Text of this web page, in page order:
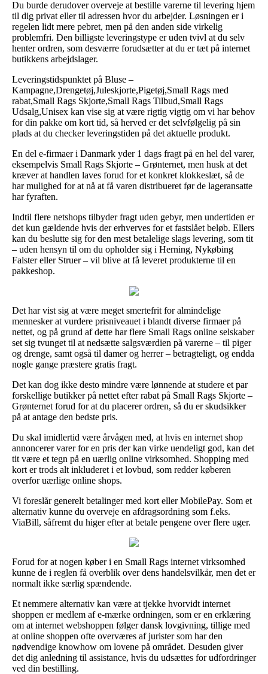
Du burde derudover overveje at bestille varerne til levering hjem
til dig privat eller til adressen hvor du arbejder. Løsningen er i
regelen lidt mere pebret, men på den anden side virkelig
problemfri. Den billigste leveringstype er uden tvivl at du selv
henter ordren, som desværre forudsætter at du er tæt på internet
butikkens arbejdslager.
Leveringstidspunktet på Bluse –
Kampagne,Drengetøj,Juleskjorte,Pigetøj,Small Rags med
rabat,Small Rags Skjorte,Small Rags Tilbud,Small Rags
Udsalg,Unisex kan vise sig at være rigtig vigtig om vi har behov
for din pakke om kort tid, så herved er det selvfølgelig på sin
plads at du checker leveringstiden på det aktuelle produkt.
En del e-firmaer i Danmark yder 1 dags fragt på en hel del varer,
eksempelvis Small Rags Skjorte – Grønternet, men husk at det
kræver at handlen laves forud for et konkret klokkeslæt, så de
har mulighed for at nå at få varen distribueret før de lageransatte
har fyraften.
Indtil flere netshops tilbyder fragt uden gebyr, men undertiden er
det kun gældende hvis der erhverves for et fastslået beløb. Ellers
kan du beslutte sig for den mest betalelige slags levering, som tit
– uden hensyn til om du opholder sig i Herning, Nykøbing
Falster eller Struer – vil blive at få leveret produkterne til en
pakkeshop.
Det har vist sig at være meget smertefrit for almindelige
mennesker at vurdere prisniveauet i blandt diverse firmaer på
nettet, og på grund af dette har flere Small Rags online selskaber
set sig tvunget til at nedsætte salgsværdien på varerne – til piger
og drenge, samt også til damer og herrer – betragteligt, og endda
nogle gange præstere gratis fragt.
Det kan dog ikke desto mindre være lønnende at studere et par
forskellige butikker på nettet efter rabat på Small Rags Skjorte –
Grønternet forud for at du placerer ordren, så du er skudsikker
på at antage den bedste pris.
Du skal imidlertid være årvågen med, at hvis en internet shop
annoncerer varer for en pris der kan virke uendeligt god, kan det
tit være et tegn på en uærlig online virksomhed. Shopping med
kort er trods alt inkluderet i et lovbud, som redder køberen
overfor uærlige online shops.
Vi foreslår generelt betalinger med kort eller MobilePay. Som et
alternativ kunne du overveje en afdragsordning som f.eks.
ViaBill, såfremt du higer efter at betale pengene over flere uger.
Forud for at nogen køber i en Small Rags internet virksomhed
kunne de i reglen få overblik over dens handelsvilkår, men det er
normalt ikke særlig spændende.
Et nemmere alternativ kan være at tjekke hvorvidt internet
shoppen er medlem af e-mærke ordningen, som er en erklæring
om at internet webshoppen følger dansk lovgivning, tillige med
at online shoppen ofte overværes af jurister som har den
nødvendige knowhow om lovene på området. Desuden giver
det dig anledning til assistance, hvis du udsættes for udfordringer
ved din bestilling.